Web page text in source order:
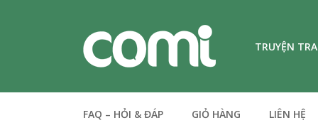
TRUYỆN
FAQ – HỎI & ĐÁP GIỎ HÀNG LIÊN HỆ